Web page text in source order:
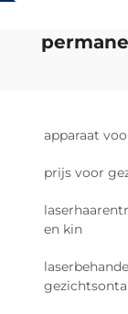
apparaat
prijs voor
en kin